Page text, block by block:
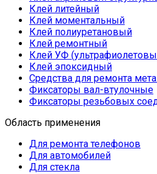
Клей литейный
Клей моментальный
Клей полиуретановый
Клей ремонтный
Клей УФ
Клей эпоксидный
Средства для ремонта
Фиксаторы вал-втулочные
Фиксаторы резьбовых
Область применения
Для ремонта телефонов
Для автомобилей
Для стекла